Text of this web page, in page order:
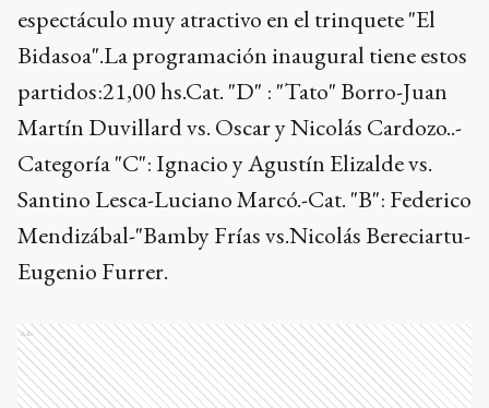
espectáculo muy atractivo en el trinquete "El
Bidasoa".La programación inaugural tiene estos
partidos:21,00 hs.Cat. "D" : "Tato" Borro-Juan
Martín Duvillard vs. Oscar y Nicolás Cardozo..-
Categoría "C": Ignacio y Agustín Elizalde vs.
Santino Lesca-Luciano Marcó.-Cat. "B": Federico
Mendizábal-"Bamby Frías vs.Nicolás Bereciartu-
Eugenio Furrer.
Ads